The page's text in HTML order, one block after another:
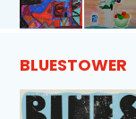
BLUESTOWER